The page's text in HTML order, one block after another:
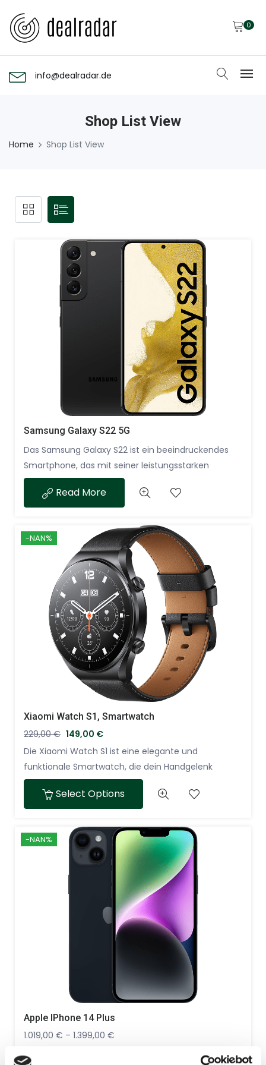
0
info@dealradar.de
Shop List View
Home Shop List View
Samsung Galaxy S22 5G
Das Samsung Galaxy S22 ist ein beeindruckendes
Smartphone, das mit seiner leistungsstarken
Performance, dem herausragenden Display, der
fortschrittlichen Kameratechnologie und der
anspruchsvollsten Nutzer erfüllt. Es ist eine perfekte
Wahl für alle, die ein erstklassiges Smartphone-
Erlebnis suchen und die neuesten Innovationen von
Samsung in ihren Händen halten möchten.
Read More
-NAN%
Xiaomi Watch S1, Smartwatch
229,00€ 149,00 €
Die Xiaomi Watch S1 ist eine elegante und
funktionale Smartwatch, die dein Handgelenk
schmückt und gleichzeitig fortschrittliche
Gesundheits- und Fitnessfunktionen bietet. Mit
sie der ideale Begleiter für einen aktiven Lebensstil.
Select Options
-NAN%
Apple IPhone 14 Plus
1.019,00 € – 1.399,00 €
Das iPhone 14 Plus ist ein technisches Meisterwerk,